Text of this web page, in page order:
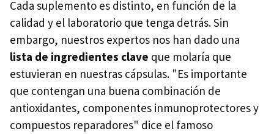
Cada suplemento es distinto, en función de la
calidad y el laboratorio que tenga detrás. Sin
embargo, nuestros expertos nos han dado una
lista de ingredientes clave que molaría que
estuvieran en nuestras cápsulas. "Es importante
que contengan una buena combinación de
antioxidantes, componentes inmunoprotectores y
compuestos reparadores" dice el famoso